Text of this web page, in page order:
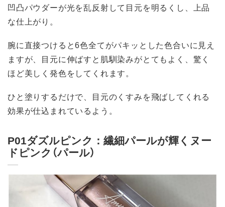
凹凸パウダーが光を乱反射して目元を明るくし、上品
な仕上がり。
腕に直接つけると6色全てがパキッとした色合いに見え
ますが、目元に伸ばすと肌馴染みがとてもよく、驚く
ほど美しく発色をしてくれます。
ひと塗りするだけで、目元のくすみを飛ばしてくれる
効果が仕込まれているよう。
P01ダズルピンク：繊細パールが輝くヌー
ドピンク（パール）